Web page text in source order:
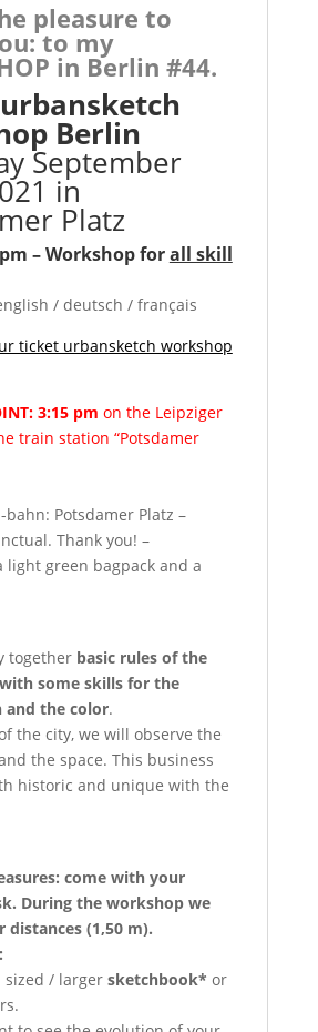
pleasure to
to my
in Berlin #44.
Berlin
September
in
Platz
– Workshop forall skill
/ deutsch / français
ticket urbansketch workshop
3:15 pm on the Leipziger
train station “Potsdamer
bahn: Potsdamer Platz –
Thank you! –
light green bagpack and a
together basic rules of the
some skills for the
the color.
the city, we will observe the
the space. This business
historic and unique with the
come with your
During the workshop we
distances (1,50 m).
sized / larger sketchbook* or